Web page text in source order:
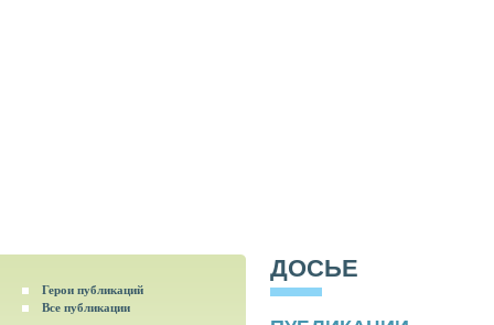
Герои публикаций
Все публикации
ДОСЬЕ